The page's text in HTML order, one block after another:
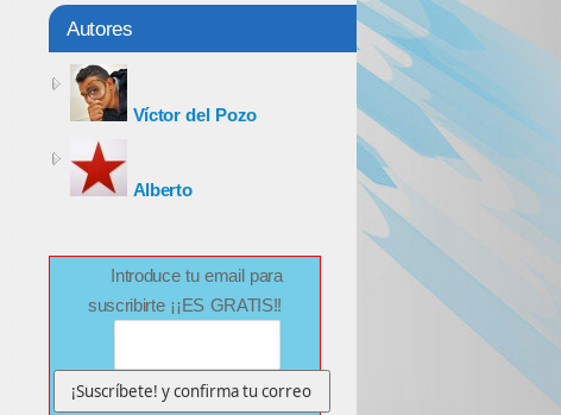
Autores
Víctor del Pozo
Alberto
Introduce tu email para
suscribirte ¡¡ES GRATIS!!